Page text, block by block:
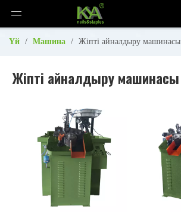
Үй / Машина / Жіпті айналдыру машинасы
Жіпті айналдыру машинасы